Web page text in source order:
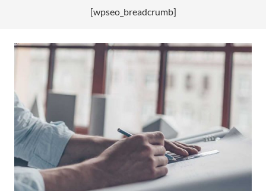
[wpseo_breadcrumb]